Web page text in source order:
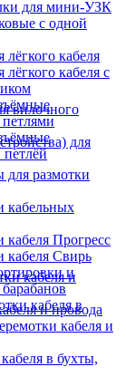
для мини-УЗК
с одной
кабеля
кабеля с
вилочного
для
размотки
кабельных
кабеля Прогресс
кабеля Свирь
и
кабеля в
кабеля и
и провода
кабеля и
в бухты,